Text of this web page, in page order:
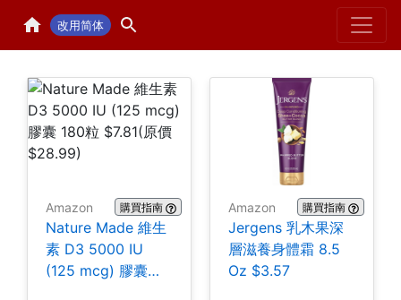
改用简体 Home
Amazon 購買指南
Nature Made 維生
素 D3 5000 IU
(125 mcg) 膠囊
Amazon 購買指南
Jergens 乳木果深
層滋養身體霜 8.5
Oz $3.57